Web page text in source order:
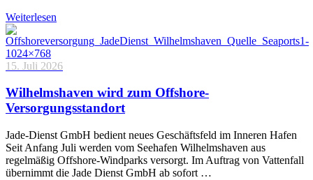
Weiterlesen
15. Juli 2026
Wilhelmshaven wird zum Offshore-
Versorgungsstandort
Jade-Dienst GmbH bedient neues Geschäftsfeld im Inneren Hafen
Seit Anfang Juli werden vom Seehafen Wilhelmshaven aus
regelmäßig Offshore-Windparks versorgt. Im Auftrag von Vattenfall
übernimmt die Jade Dienst GmbH ab sofort …